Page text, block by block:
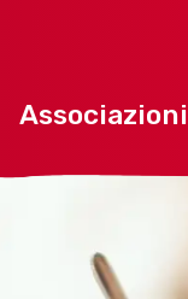
Associazioni